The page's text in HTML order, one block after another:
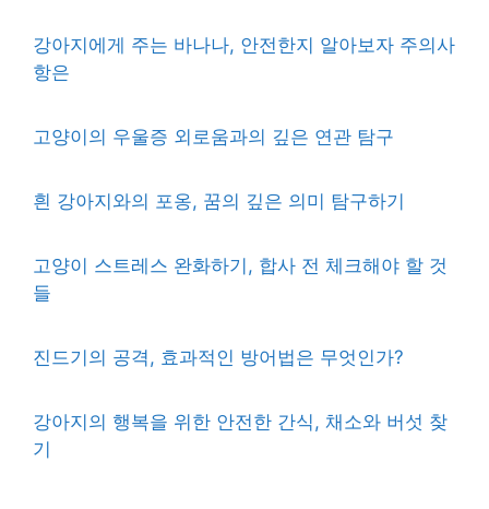
강아지에게 주는 바나나, 안전한지 알아보자 주의사
항은
고양이의 우울증 외로움과의 깊은 연관 탐구
흰 강아지와의 포옹, 꿈의 깊은 의미 탐구하기
고양이 스트레스 완화하기, 합사 전 체크해야 할 것
들
진드기의 공격, 효과적인 방어법은 무엇인가?
강아지의 행복을 위한 안전한 간식, 채소와 버섯 찾
기